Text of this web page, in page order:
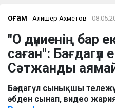
Қоғам Алишер Ахметов
"О дүниенің бар
саған":
Сәтжанды
Бағдагүл сынықшы
әбден сынап, видео